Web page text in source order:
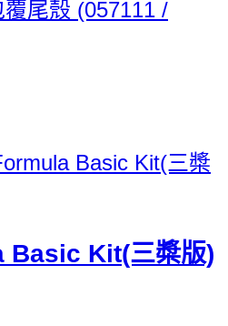
尾殼 (057111 /
Basic Kit(三槳版)